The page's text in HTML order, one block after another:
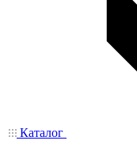
Каталог